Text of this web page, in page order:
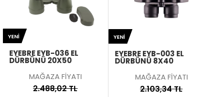
EYEBRE EYB-036 EL
DÜRBÜNÜ 20X50
MAĞAZA FİYATI
2.488,02 TL
YENI
EYEBRE EYB-003 EL
DÜRBÜNÜ 8X40
MAĞAZA FİYATI
2.103,34 TL
YENI